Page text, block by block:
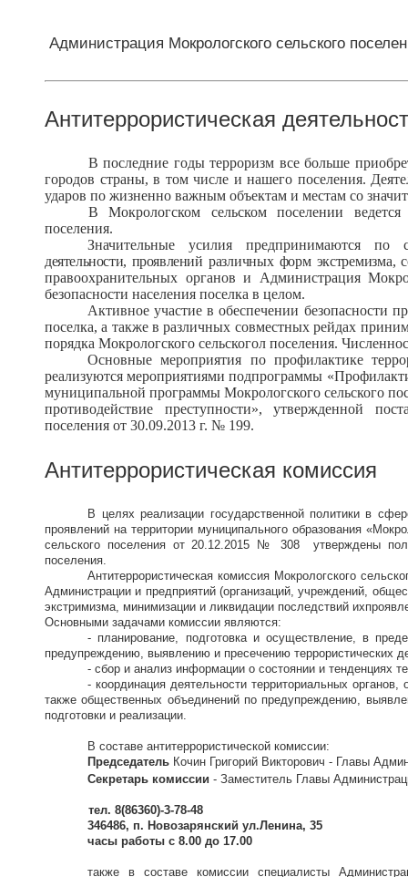
Администрация Мокрологского сельского
Антитеррористическая
В последние годы терроризм все больше
городов страны, в том числе и нашего поселения.
ударов по жизненно важным объектам и местам со
В Мокрологском сельском поселении
поселения.
Значительные усилия предпринимаются по
деятельности, проявлений различных форм экстремизма,
правоохранительных органов и Администрация
безопасности населения поселка в целом.
Активное участие в обеспечении безопасности
поселка, а также в различных совместных рейдах
порядка Мокрологского сельскогол поселения.
Основные мероприятия по профилактике
реализуются мероприятиями подпрограммы «
муниципальной программы Мокрологского сельского
противодействие преступности», утвержденной
поселения от 30.09.2013 г. № 199.
Антитеррористическая комиссия
В целях реализации государственной политики в
проявлений на территории муниципального образования
сельского поселения от 20.12.2015 № 308 утверждены
поселения.
Антитеррористическая комиссия Мокрологского
Администрации и предприятий (организаций, учреждений,
экстримизма, минимизации и ликвидации последствий
Основными задачами комиссии являются:
- планирование, подготовка и осуществление, в
предупреждению, выявлению и пресечению террористических
- сбор и анализ информации о состоянии и тенденциях
- координация деятельности территориальных
также общественных объединений по предупреждению,
подготовки и реализации.
В составе антитеррористической комиссии:
Председатель Кочин Григорий Викторович - Главы
Секретарь комиссии - Заместитель Главы
тел. 8(86360)-3-78-48
346486, п. Новозарянский ул.Ленина, 35
часы работы с 8.00 до 17.00
также в составе комиссии специалисты